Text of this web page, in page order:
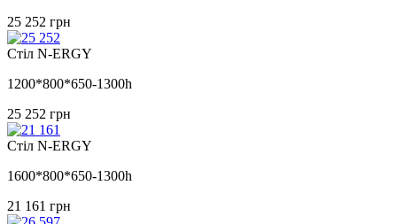
25 252 грн
Стіл N-ERGY
1200*800*650-1300h
25 252 грн
Стіл N-ERGY
1600*800*650-1300h
21 161 грн